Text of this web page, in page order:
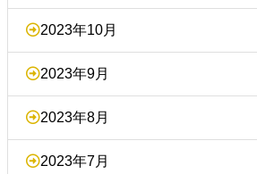
2023年10月
2023年9月
2023年8月
2023年7月